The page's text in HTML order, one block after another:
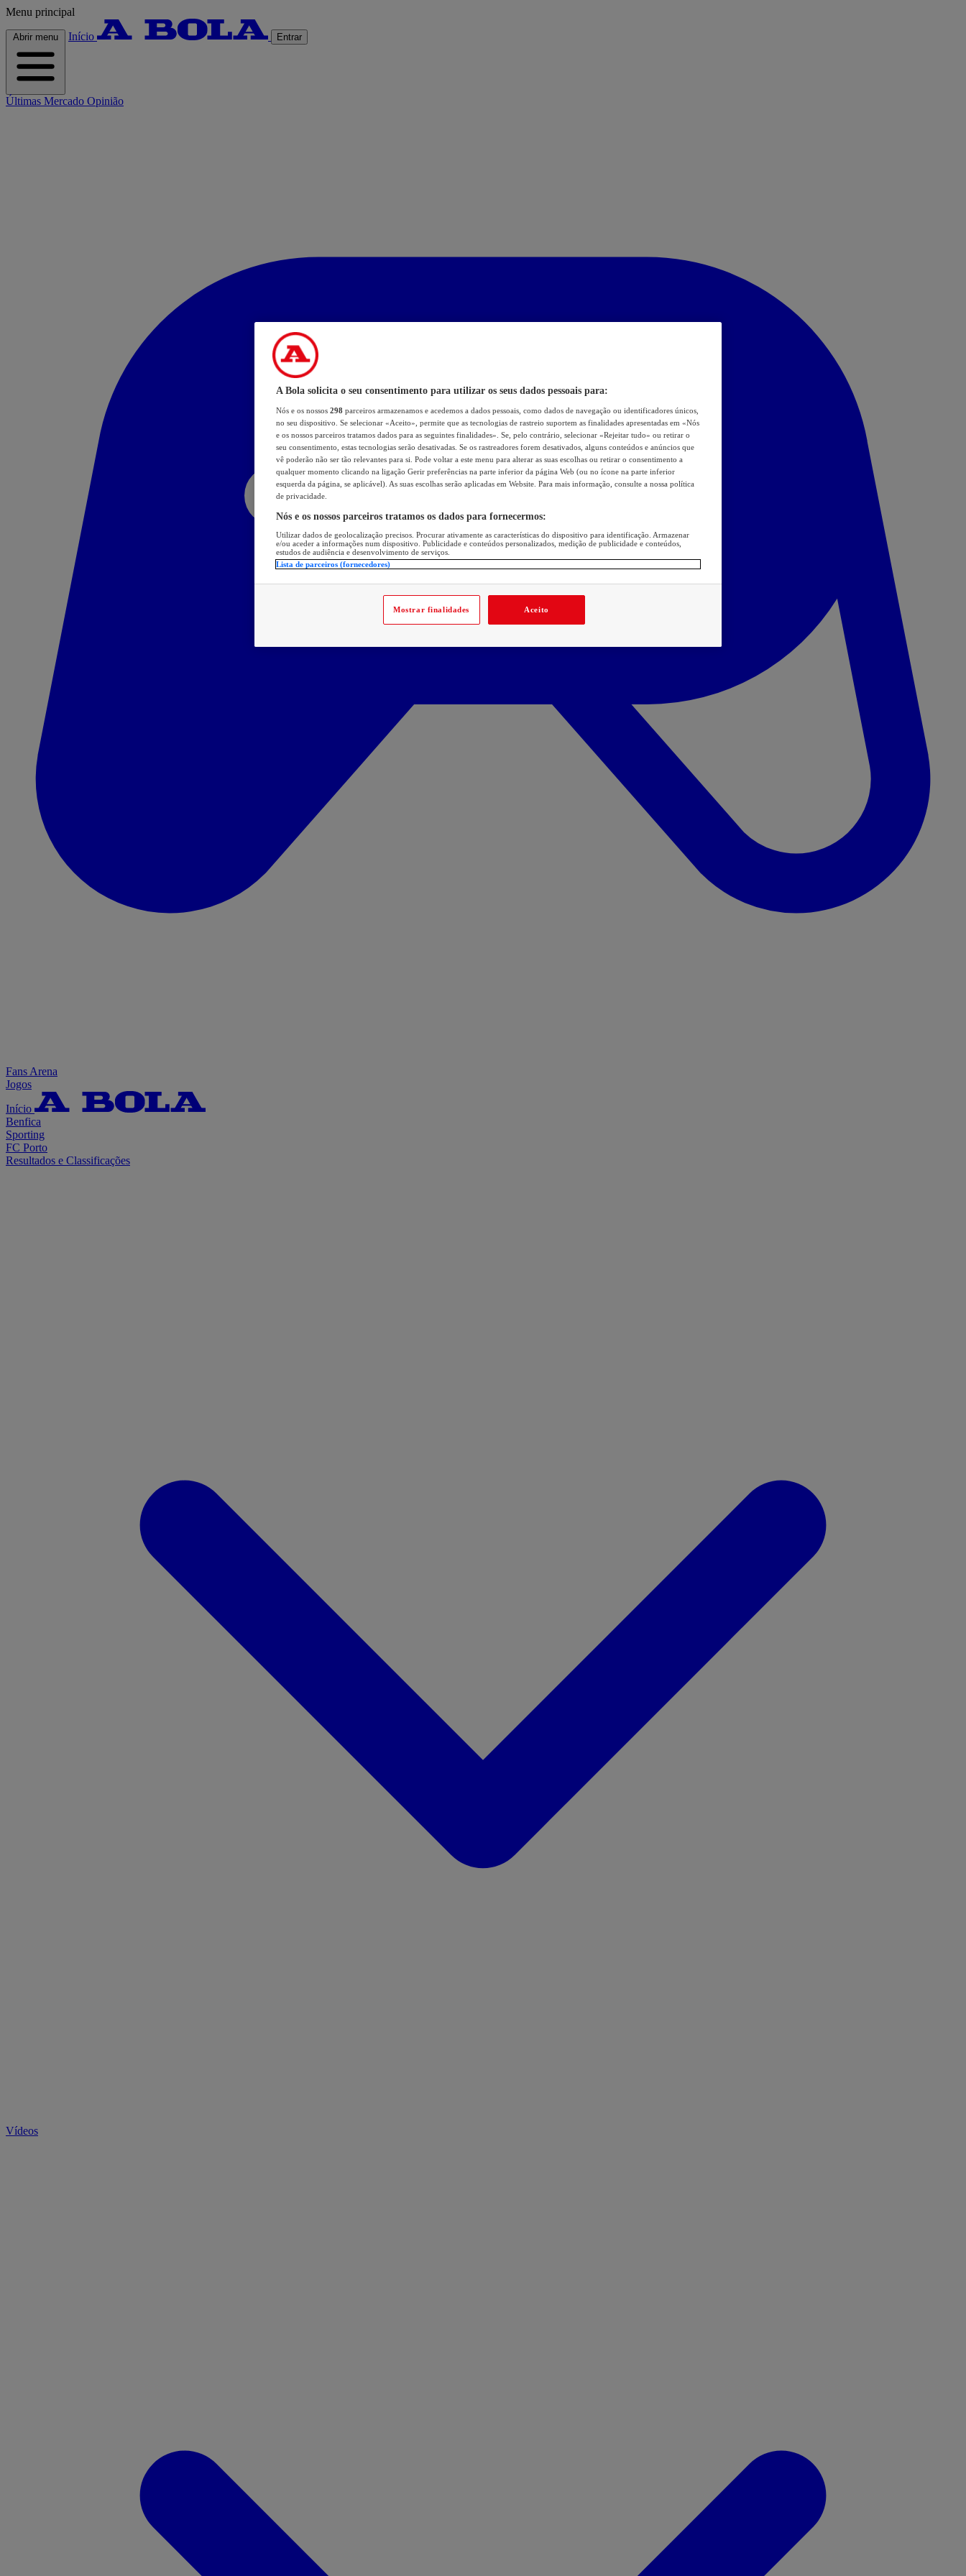
Menu principal
Abrir menu Início Entrar
Últimas Mercado Opinião
Fans Arena
Jogos
Início
Benfica
Sporting
FC Porto
Resultados e Classificações
Vídeos
A Bola solicita o seu consentimento para utilizar os seus dados pessoais para:
Nós e os nossos 298 parceiros armazenamos e acedemos a dados pessoais, como dados de navegação ou identificadores únicos,
no seu dispositivo. Se selecionar «Aceito», permite que as tecnologias de rastreio suportem as finalidades apresentadas em «Nós
e os nossos parceiros tratamos dados para as seguintes finalidades». Se, pelo contrário, selecionar «Rejeitar tudo» ou retirar o
seu consentimento, estas tecnologias serão desativadas. Se os rastreadores forem desativados, alguns conteúdos e anúncios que
vê poderão não ser tão relevantes para si. Pode voltar a este menu para alterar as suas escolhas ou retirar o consentimento a
qualquer momento clicando na ligação Gerir preferências na parte inferior da página Web (ou no ícone na parte inferior
esquerda da página, se aplicável). As suas escolhas serão aplicadas em Website. Para mais informação, consulte a nossa política
de privacidade.
Nós e os nossos parceiros tratamos os dados para fornecermos:
Utilizar dados de geolocalização precisos. Procurar ativamente as características do dispositivo para identificação. Armazenar
e/ou aceder a informações num dispositivo. Publicidade e conteúdos personalizados, medição de publicidade e conteúdos,
estudos de audiência e desenvolvimento de serviços.
Lista de parceiros (fornecedores)
Mostrar finalidades Aceito